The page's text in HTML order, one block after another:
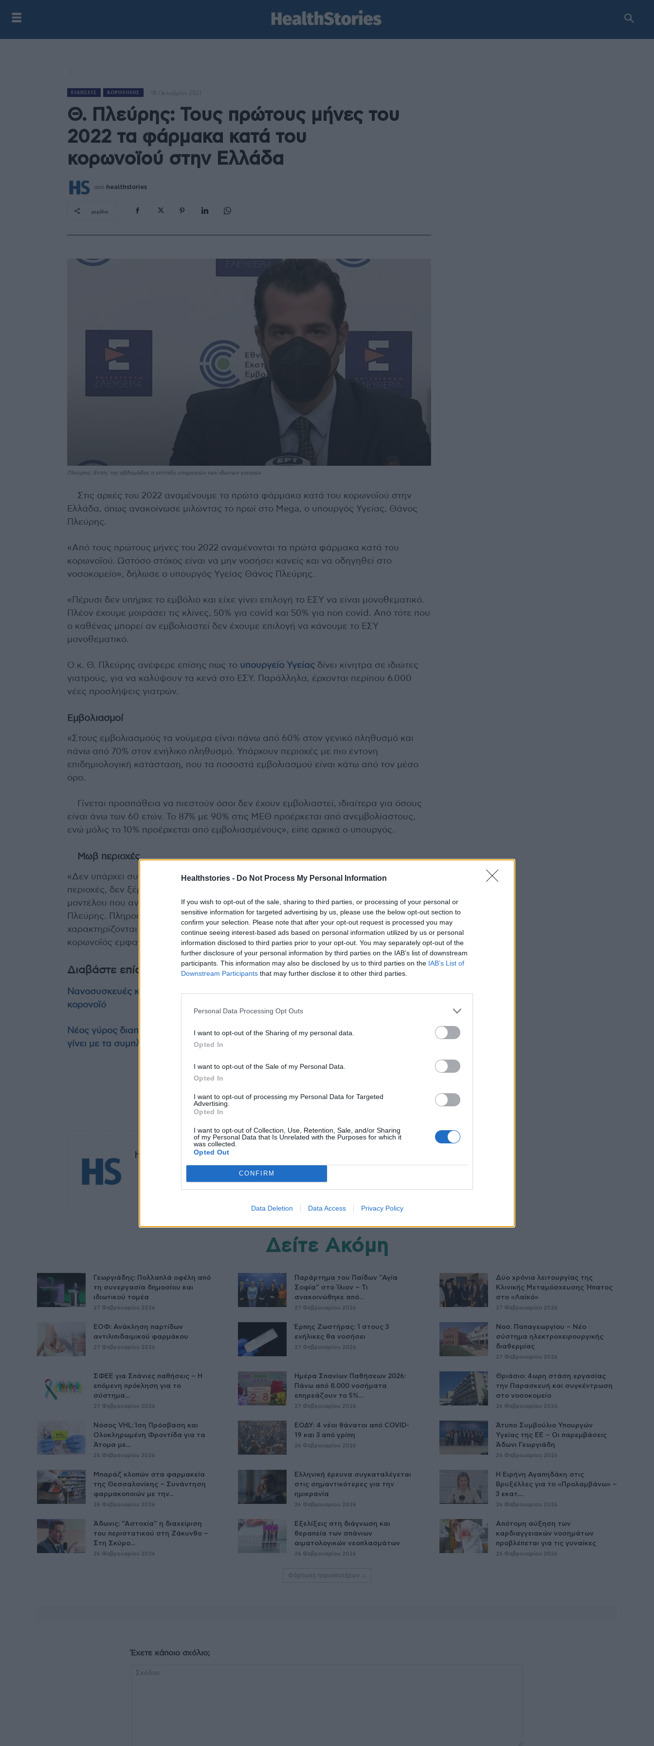
Healthstories - Do Not Process My Personal Information
If you wish to opt-out of the sale, sharing to third parties, or processing of your personal or
sensitive information for targeted advertising by us, please use the below opt-out section to
confirm your selection. Please note that after your opt-out request is processed you may
continue seeing interest-based ads based on personal information utilized by us or personal
information disclosed to third parties prior to your opt-out. You may separately opt-out of the
further disclosure of your personal information by third parties on the IAB’s list of downstream
participants. This information may also be disclosed by us to third parties on the IAB’s List of
Downstream Participants that may further disclose it to other third parties.
Personal Data Processing Opt Outs
I want to opt-out of the Sharing of my personal data.
Opted In
I want to opt-out of the Sale of my Personal Data.
Opted In
I want to opt-out of processing my Personal Data for Targeted
Advertising.
Opted In
I want to opt-out of Collection, Use, Retention, Sale, and/or Sharing
of my Personal Data that Is Unrelated with the Purposes for which it
was collected.
Opted Out
CONFIRM
Data Deletion Data Access Privacy Policy
ΕΙΔΉΣΕΙΣ ΚΟΡΟΝΟΙΌΣ 18 Οκτωβρίου 2021
Θ. Πλεύρης: Τους πρώτους μήνες του
2022 τα φάρμακα κατά του
κορωνοϊού στην Ελλάδα
από healthstories
μερίδιο
Πλεύρης: Εντός της εβδομάδας η επίταξη υπηρεσιών των ιδιωτών γιατρών
Στις αρχές του 2022 αναμένουμε τα πρώτα φάρμακα κατά του κορωνοϊού στην
Ελλάδα, όπως ανακοίνωσε μιλώντας το πρωί στο Mega, ο υπουργός Υγείας, Θάνος
Πλεύρης.
«Από τους πρώτους μήνες του 2022 αναμένονται τα πρώτα φάρμακα κατά του
κορωνοϊού. Ωστόσο στόχος είναι να μην νοσήσει κανείς και να οδηγηθεί στο
νοσοκομείο», δήλωσε ο υπουργός Υγείας Θάνος Πλεύρης.
«Πέρυσι δεν υπήρχε το εμβόλιο και είχε γίνει επιλογή το ΕΣΥ να είναι μονοθεματικό.
Πλέον έχουμε μοιράσει τις κλίνες, 50% για covid και 50% για non covid. Από τότε που
ο καθένας μπορεί αν εμβολιαστεί δεν έχουμε επιλογή να κάνουμε το ΕΣΥ
μονοθεματικό.
Ο κ. Θ. Πλεύρης ανέφερε επίσης πως το υπουργείο Υγείας δίνει κίνητρα σε ιδιώτες
γιατρούς, για να καλύψουν τα κενά στο ΕΣΥ. Παράλληλα, έρχονται περίπου 6.000
νέες προσλήψεις γιατρών.
Εμβολιασμοί
«Στους εμβολιασμούς τα νούμερα είναι πάνω από 60% στον γενικό πληθυσμό και
πάνω από 70% στον ενήλικο πληθυσμό. Υπάρχουν περιοχές με πιο έντονη
επιδημιολογική κατάσταση, που τα ποσοστά εμβολιασμού είναι κάτω από τον μέσο
όρο.
Γίνεται προσπάθεια να πιεστούν όσοι δεν έχουν εμβολιαστεί, ιδιαίτερα για όσους
είναι άνω των 60 ετών. Το 87% με 90% στις ΜΕΘ προέρχεται από ανεμβολίαστους,
ενώ μόλις το 10% προέρχεται από εμβολιασμένους», είπε αρχικά ο υπουργός.
Μωβ περιοχές
«Δεν υπάρχει συζήτηση από το υπουργείο Υγείας για την εφαρμογή μέτρων για μωβ
περιοχές, δεν ξέρω τι γίνεται στην επιτροπή. “Εμείς δεν συζητάμε αλλαγή του
μοντέλου που ανακοινώσαμε (σ.σ. στις 6 Οκτωβρίου)” δήλωσε ο υπ. Υγείας Θ.
Πλεύρης. Πληροφορίες, που έχουν δει το φως της δημοσιότητας, αναφέρουν ότι θα
χαρακτηρίζονται “μωβ”, οι περιοχές με υψηλά επίπεδα ανεμβολίαστων, όπου ο
κορωνοϊός εμφανίζει υψηλή μεταδοτικότητα.
Διαβάστε επίσης
Νανοσυσκευές και νέες θεραπείες που θα “καθαρίζουν” τον οργανισμό από τον
κορονοϊό
Νέος γύρος διαπραγματεύσεων για την αποζημίωση 11 κατηγοριών φαρμάκων – Τι θα
γίνει με τα συμπληρώματα διατροφής
healthstories
Δείτε Ακόμη
Γεωργιάδης: Πολλαπλά οφέλη από
τη συνεργασία δημοσίου και
ιδιωτικού τομέα
27 Φεβρουαρίου 2026
Παράρτημα του Παίδων “Αγία
Σοφία” στο Ίλιον – Τι
ανακοινώθηκε από...
27 Φεβρουαρίου 2026
Δύο χρόνια λειτουργίας της
Κλινικής Μεταμόσχευσης Ήπατος
στο «Λαϊκό»
27 Φεβρουαρίου 2026
ΕΟΦ: Ανάκληση παρτίδων
αντιλιπιδαιμικού φαρμάκου
27 Φεβρουαρίου 2026
Έρπης Ζωστήρας: 1 στους 3
ενήλικες θα νοσήσει
27 Φεβρουαρίου 2026
Νοσ. Παπαγεωργίου – Νέο
σύστημα ηλεκτροχειρουργικής
διαθερμίας
27 Φεβρουαρίου 2026
ΣΦΕΕ για Σπάνιες παθήσεις – Η
επόμενη πρόκληση για το
σύστημα...
27 Φεβρουαρίου 2026
Ημέρα Σπανίων Παθήσεων 2026:
Πάνω από 8.000 νοσήματα
επηρεάζουν το 5%...
27 Φεβρουαρίου 2026
Θριάσιο: 4ωρη στάση εργασίας
την Παρασκευή και συγκέντρωση
στο νοσοκομείο
26 Φεβρουαρίου 2026
Νόσος VHL: Ίση Πρόσβαση και
Ολοκληρωμένη Φροντίδα για τα
Άτομα με...
26 Φεβρουαρίου 2026
ΕΟΔΥ: 4 νέοι θάνατοι από COVID-
19 και 3 από γρίπη
26 Φεβρουαρίου 2026
Άτυπο Συμβούλιο Υπουργών
Υγείας της ΕE – Οι παρεμβάσεις
Άδωνι Γεωργιάδη
26 Φεβρουαρίου 2026
Μπαράζ κλοπών στα φαρμακεία
της Θεσσαλονίκης – Συνάντηση
φαρμακοποιών με την...
26 Φεβρουαρίου 2026
Ελληνική έρευνα συγκαταλέγεται
στις σημαντικότερες για την
ημικρανία
26 Φεβρουαρίου 2026
Η Ειρήνη Αγαπηδάκη στις
Βρυξέλλες για το «Προλαμβάνω» –
3 εκατ....
26 Φεβρουαρίου 2026
Άδωνις: “Αστοχία” η διαχείριση
του περιστατικού στη Ζάκυνθο –
Στη Σκύρο...
26 Φεβρουαρίου 2026
Εξελίξεις στη διάγνωση και
θεραπεία των σπάνιων
αιματολογικών νεοπλασμάτων
26 Φεβρουαρίου 2026
Απότομη αύξηση των
καρδιαγγειακών νοσημάτων
προβλέπεται για τις γυναίκες
26 Φεβρουαρίου 2026
Φόρτωση περισσοτέρων
Έχετε κάποιο σχόλιο;